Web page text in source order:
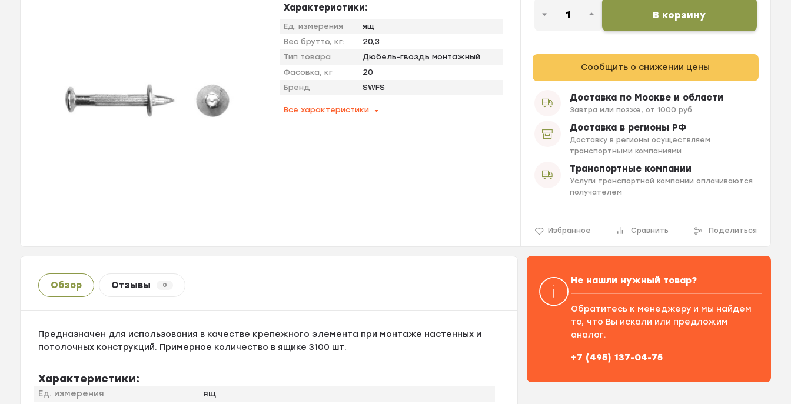
Характеристики:
Ед. измерения
ящ
Вес брутто, кг:
20,3
Тип товара
Дюбель-гвоздь монтажный
Фасовка, кг
20
Бренд
SWFS
Все характеристики
В корзину
Сообщить о снижении цены
Доставка по Москве и области
Завтра или позже, от 1000 руб.
Доставка в регионы РФ
Доставку в регионы осуществляем
транспортными компаниями
Транспортные компании
Услуги транспортной компании оплачиваются
получателем
Избранное Сравнить Поделиться
Обзор Отзывы 0
Предназначен для использования в качестве крепежного элемента при монтаже настенных и
потолочных конструкций. Примерное количество в ящике 3100 шт.
Характеристики:
Ед. измерения
ящ
Не нашли нужный товар?
Обратитесь к менеджеру и мы найдем
то, что Вы искали или предложим
аналог.
+7 (495) 137-04-75